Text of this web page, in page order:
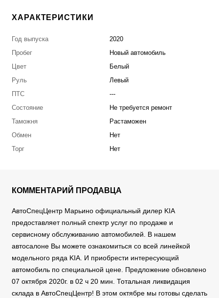
ХАРАКТЕРИСТИКИ
Год выпуска
2020
Пробег
Новый автомобиль
Цвет
Белый
Руль
Левый
ПТС
---
Состояние
Не требуется ремонт
Таможня
Растаможен
Обмен
Нет
Торг
Нет
КОММЕНТАРИЙ ПРОДАВЦА
АвтоСпецЦентр Марьино официальный дилер KIA
предоставляет полный спектр услуг по продаже и
сервисному обслуживанию автомобилей. В нашем
автосалоне Вы можете ознакомиться со всей линейкой
модельного ряда KIA. И приобрести интересующий
автомобиль по специальной цене. Предложение обновлено
07 октября 2020г. в 02 ч 20 мин. Тотальная ликвидация
склада в АвтоСпецЦентр! В этом октябре мы готовы сделать